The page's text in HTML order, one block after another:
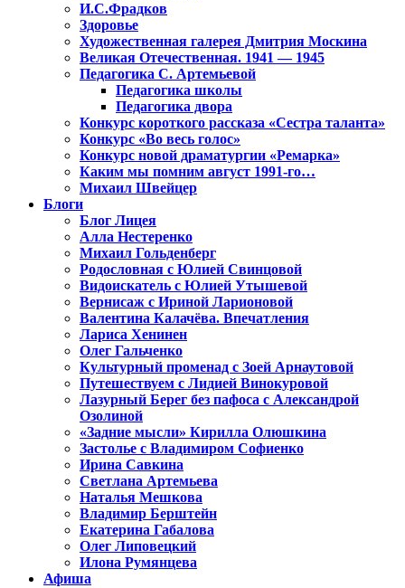
И.С.Фрадков
Здоровье
Художественная галерея Дмитрия Москина
Великая Отечественная. 1941 — 1945
Педагогика С. Артемьевой
Педагогика школы
Педагогика двора
Конкурс короткого рассказа «Сестра таланта»
Конкурс «Во весь голос»
Конкурс новой драматургии «Ремарка»
Каким мы помним август 1991-го…
Михаил Швейцер
Блоги
Блог Лицея
Алла Нестеренко
Михаил Гольденберг
Родословная с Юлией Свинцовой
Видоискатель с Юлией Утышевой
Вернисаж с Ириной Ларионовой
Валентина Калачёва. Впечатления
Лариса Хенинен
Олег Гальченко
Культурный променад с Зоей Арнаутовой
Путешествуем с Лидией Винокуровой
Лазурный Берег без пафоса с Александрой
Озолиной
«Задние мысли» Кирилла Олюшкина
Застолье с Владимиром Софиенко
Ирина Савкина
Светлана Артемьева
Наталья Мешкова
Владимир Берштейн
Екатерина Габалова
Олег Липовецкий
Илона Румянцева
Афиша